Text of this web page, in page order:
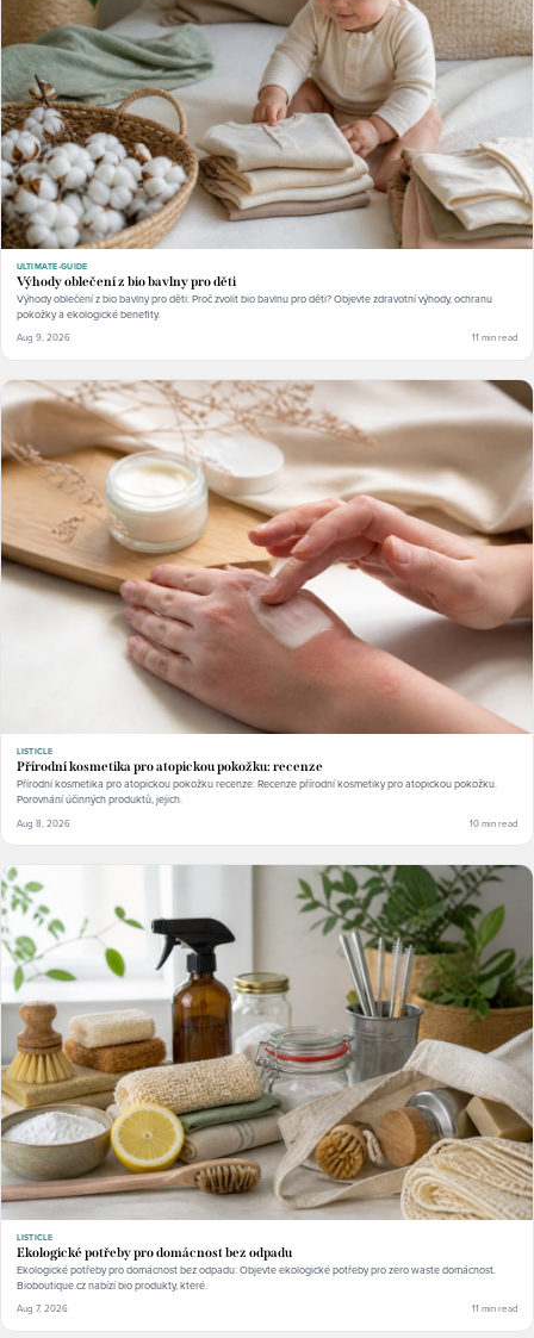
ULTIMATE-GUIDE
Výhody oblečení z bio bavlny pro děti
Výhody oblečení z bio bavlny pro děti: Proč zvolit bio bavlnu pro děti? Objevte zdravotní výhody, ochranu
pokožky a ekologické benefity.
Aug 9, 2026 11 min read
LISTICLE
Přírodní kosmetika pro atopickou pokožku: recenze
Přírodní kosmetika pro atopickou pokožku recenze: Recenze přírodní kosmetiky pro atopickou pokožku.
Porovnání účinných produktů, jejich.
Aug 8, 2026 10 min read
LISTICLE
Ekologické potřeby pro domácnost bez odpadu
Ekologické potřeby pro domácnost bez odpadu: Objevte ekologické potřeby pro zero waste domácnost.
Bioboutique.cz nabízí bio produkty, které.
Aug 7, 2026 11 min read